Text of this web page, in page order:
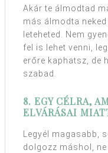
Akár te álmodtad
más álmodta
leteheted. Nem
fel is lehet venni,
erőre kaphatsz, de
szabad.
8. EGY CÉLRA,
ELVÁRÁSAI
Legyél magasabb,
dolgozz máshol,